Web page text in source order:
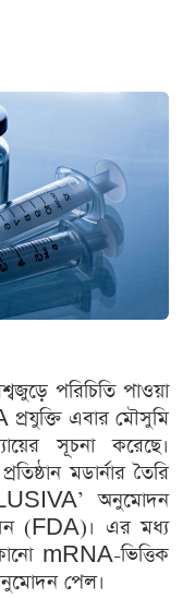
পরিচিতি পাওয়া
এবার মৌসুমি
সূচনা করেছে।
মডার্নার তৈরি
অনুমোদন
(FDA)। এর মধ্য
mRNA-ভিত্তিক
পেল।